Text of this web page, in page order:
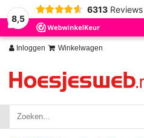
8,5
6313 Reviews
Inloggen Winkelwagen
Wij slaan cookies op om onze website
Nee